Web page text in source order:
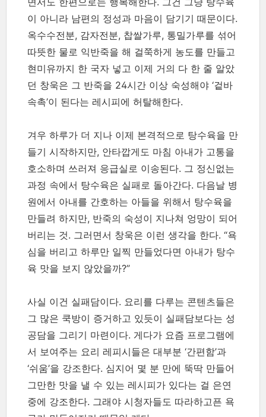
이 아니라 남편의 정성과 마음이 담기기 때문이다.
옥수수전분, 감자전분, 찹쌀가루, 통밀가루를 섞어
따뜻한 물로 익반죽을 해 걸쭉하게 농도를 만들고
현미유까지 한 국자 넣고 이제 거의 다 한 줄 알았
던 창욱은 그 반죽을 24시간 이상 숙성해야 ‘겉바
속촉’이 된다는 레시피에 허탈해한다.
겨우 하루가 더 지나 이제 본격적으로 탕수육을 만
들기 시작하지만, 안타깝게도 마침 아내가 고통을
호소하며 쓰러져 응급실로 이송된다. 그 정신없는
과정 속에서 탕수육은 실패로 돌아간다. 다음날 병
원에서 아내를 간호하는 아들을 위해서 탕수육을
만들려 하지만, 반죽의 숙성이 지나쳐 엉망이 되어
버리는 것. 그러면서 창욱은 이런 생각을 한다. “욕
심을 버리고 하루만 일찍 만들었다면 아내가 탕수
육 맛을 보지 않았을까?”
사실 이건 실패담이다. 요리를 다루는 콘텐츠들은
그 많은 쿡방이 증거하고 있듯이 실패담보다는 성
공담을 그리기 마련이다. 게다가 요즘 프로그램에
서 보여주는 요리 레피시들은 대부분 ‘간편함’과
‘쉬움’을 강조한다. 심지어 몇 분 만에 뚝딱 만들어
그만한 맛을 낼 수 있는 레시피가 있다는 걸 은연
중에 강조한다. 그래야 시청자들도 따라하고픈 욕